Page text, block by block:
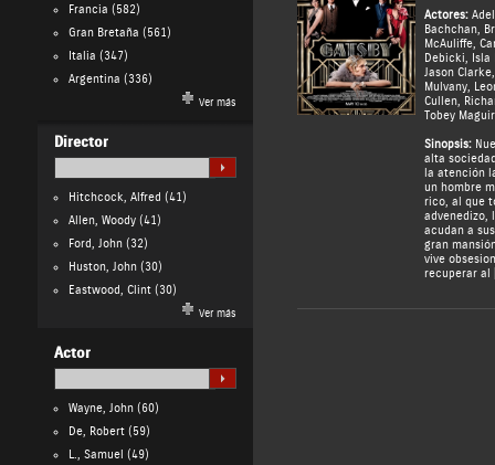
Francia (582)
Gran Bretaña (561)
Italia (347)
Argentina (336)
Ver más
Director
Hitchcock, Alfred (41)
Allen, Woody(41)
Ford, John(32)
Huston, John(30)
Eastwood, Clint(30)
Ver más
Actor
Wayne, John(60)
De, Robert(59)
L., Samuel (49)
Actores:
Bachchan,
McAuliffe,
Debicki, Isla
Jason Clarke
Mulvany,
Cullen,
Tobey
Sinopsis:
alta
la atención
un hombre
rico, al que
advenedizo,
acudan a
gran
vive
recuperar